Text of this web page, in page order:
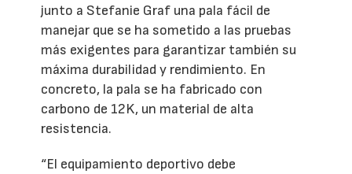
junto a Stefanie Graf una pala fácil de
manejar que se ha sometido a las pruebas
más exigentes para garantizar también su
máxima durabilidad y rendimiento. En
concreto, la pala se ha fabricado con
carbono de 12K, un material de alta
resistencia.
“El equipamiento deportivo debe